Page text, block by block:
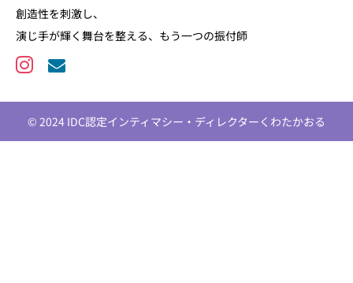
創造性を刺激し、
演じ手が輝く舞台を整える、もう一つの振付師
© 2024 IDC認定インティマシー・ディレクターくわたかおる